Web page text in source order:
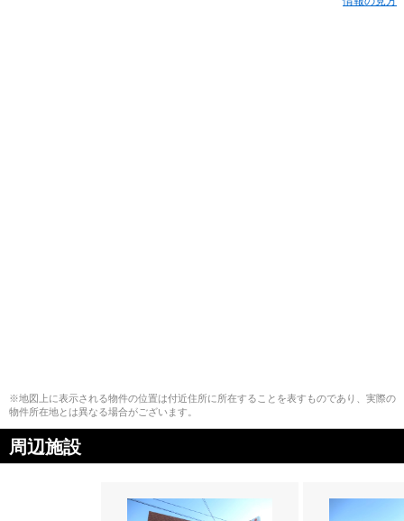
※地図上に表示される物件の位置は付近住所に所在することを表すものであり、実際の
物件所在地とは異なる場合がございます。
周辺施設